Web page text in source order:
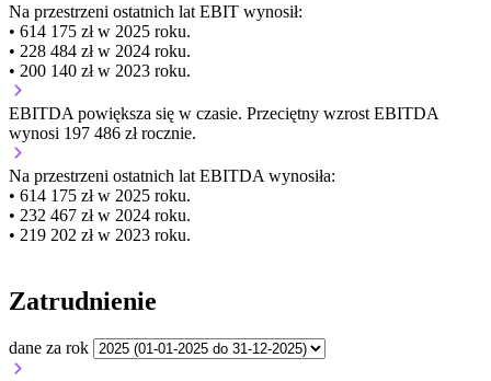
Na przestrzeni ostatnich lat EBIT wynosił:
• 614 175 zł w 2025 roku.
• 228 484 zł w 2024 roku.
• 200 140 zł w 2023 roku.
EBITDA powiększa się w czasie. Przeciętny wzrost EBITDA
wynosi 197 486 zł rocznie.
Na przestrzeni ostatnich lat EBITDA wynosiła:
• 614 175 zł w 2025 roku.
• 232 467 zł w 2024 roku.
• 219 202 zł w 2023 roku.
Zatrudnienie
dane za rok